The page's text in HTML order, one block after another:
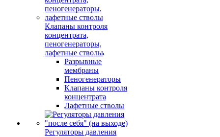
Клапаны контроля
концентрата,
пеногенераторы,
лафетные стволы
Разрывные
мембраны
Пеногенераторы
Клапаны контроля
концентрата
Лафетные стволы
Регуляторы давления